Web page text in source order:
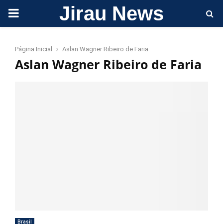
PRIMARY Jirau News
Página Inicial Aslan Wagner Ribeiro de Faria
Aslan Wagner Ribeiro de Faria
Brasil